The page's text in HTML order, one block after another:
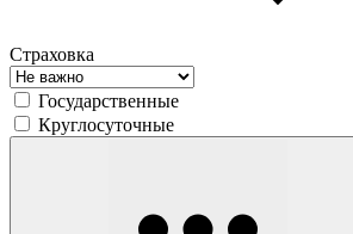
Страховка
Государственные
Круглосуточные